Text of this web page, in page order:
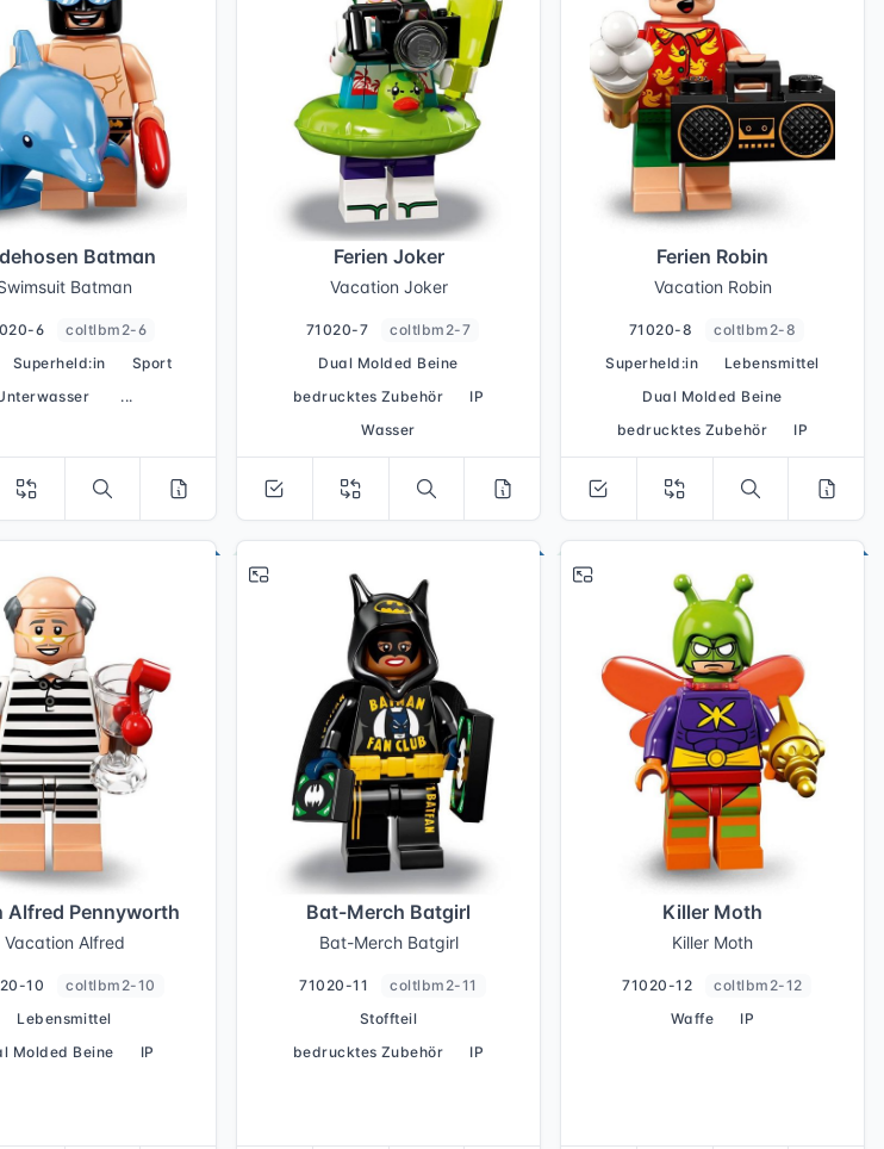
Batman
Batman
6
coltlbm2-6
Superheld:in
Sport
...
Ferien Joker
Vacation Joker
71020-7
coltlbm2-7
Dual Molded Beine
bedrucktes Zubehör
IP
Wasser
Ferien Robin
Vacation Robin
71020-8
coltlbm2-8
Superheld:in
Lebensmittel
Dual Molded Beine
bedrucktes Zubehör
IP
Alfred Pennyworth
Vacation Alfred
10
coltlbm2-10
Lebensmittel
Molded Beine
IP
Bat-Merch Batgirl
Bat-Merch Batgirl
71020-11
coltlbm2-11
Stoffteil
bedrucktes Zubehör
IP
Killer Moth
Killer Moth
71020-12
coltlbm2-12
Waffe
IP